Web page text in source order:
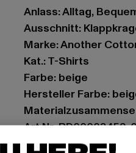
Anlass: Alltag,
Ausschnitt:
Marke: Another
Kat.: T-Shirts
Farbe: beige
Hersteller Farbe:
Art.Nr: PD00003459-